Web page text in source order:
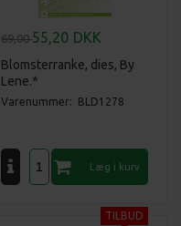
69,0055,20 DKK
Blomsterranke, dies, By
Lene.*
Varenummer: BLD1278